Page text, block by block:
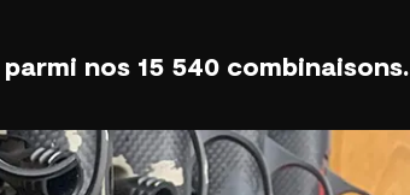
nos 15 540 combinaisons.